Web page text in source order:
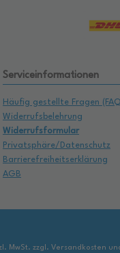
Serviceinformationen
Häufig gestellte Fragen
Widerrufsbelehrung
Widerrufsformular
Privatsphäre/Datenschutz
Barrierefreiheitserklärung
AGB
MwSt. zzgl. Versandkosten